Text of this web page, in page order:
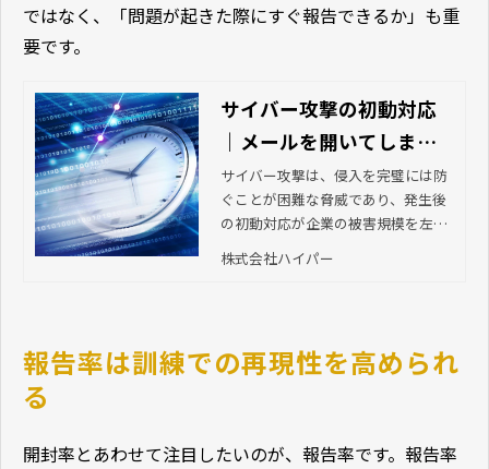
ではなく、「問題が起きた際にすぐ報告できるか」も重
要です。
サイバー攻撃の初動対応
｜メールを開いてしまっ
たときのNG例と正しい行
動を整理
サイバー攻撃は、侵入を完璧には防
ぐことが困難な脅威であり、発生後
の初動対応が企業の被害規模を左右
りがちなNG例を整理したうえで、メ
株式会社ハイパー
報告率は訓練での再現性を高められ
る
開封率とあわせて注目したいのが、報告率です。報告率